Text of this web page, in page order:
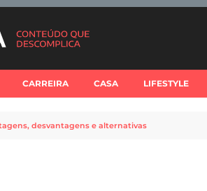
CARREIRA CASA LIFESTYLE
desvantagens e alternativas